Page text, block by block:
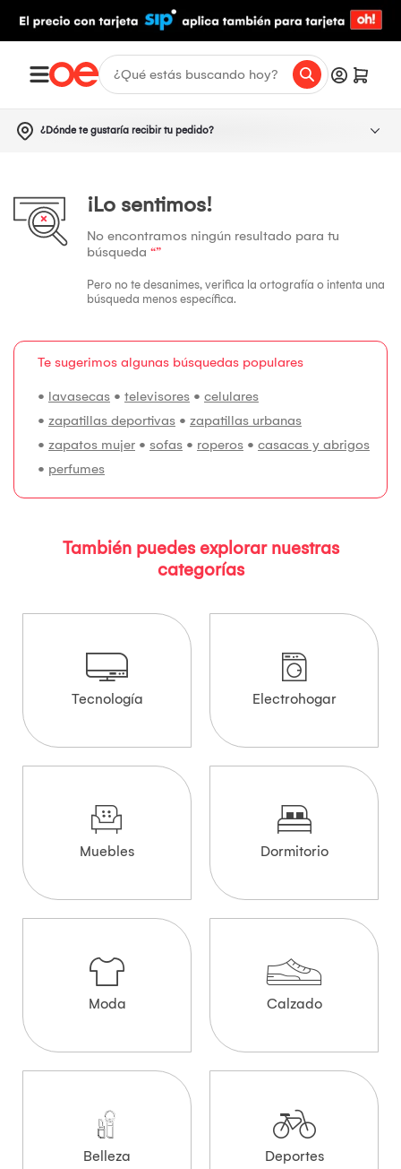
¿Dónde te gustaría recibir tu pedido?
¡Lo sentimos!
No encontramos ningún resultado para tu
búsqueda “”
Pero no te desanimes, verifica la ortografía o intenta una
búsqueda menos específica.
Te sugerimos algunas búsquedas populares
• lavasecas • televisores • celulares
• zapatillas deportivas • zapatillas urbanas
• zapatos mujer • sofas • roperos • casacas y abrigos
• perfumes
También puedes explorar nuestras
categorías
Tecnología Electrohogar
Muebles Dormitorio
Moda Calzado
Belleza Deportes